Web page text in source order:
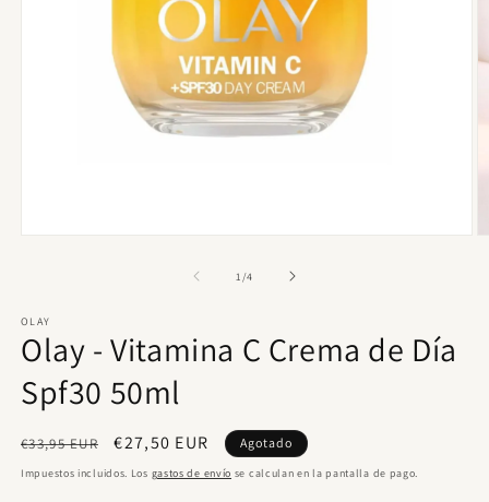
una
ventana
modal
1 /de
4
OLAY
Olay - Vitamina C Crema de Día
Spf30 50ml
Precio
habitual
€33,95 EUR
Precio
de
€27,50 EUR Agotado
Impuestos incluidos. Los gastos de envío se calculan en la pantalla de pago.